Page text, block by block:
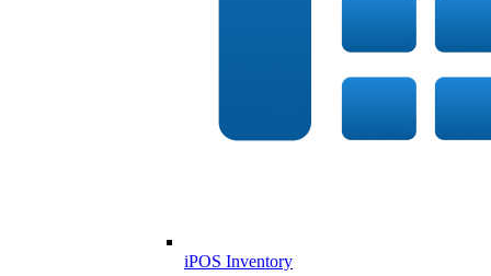
iPOS Inventory